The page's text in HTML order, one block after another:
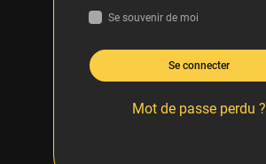
Se souvenir de moi
Se connecter
Mot de passe perdu ?